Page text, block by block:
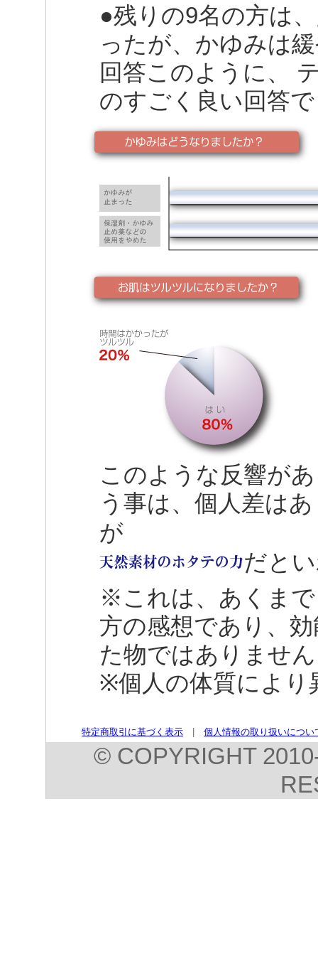
●残りの9名の方は
ったが、かゆみは
回答このように、
のすごく良い回答
このような反響が
う事は、個人差は
が
だと
※これは、あくま
方の感想であり、
た物ではありませ
※個人の体質により
特定商取引に基づく表示 個人情報の取り扱いについ
© COPYRIGHT